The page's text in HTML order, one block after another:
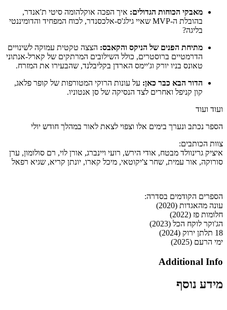
מאבקי הכוחות הגדולים: איך הפכה אוקלהומה סיטי ת'אנדר,
בהובלת ה-MVP שאיי גילג'ס-אלכסנדר, לכוח המפחיד והדומיננטי
בליגה?
מתיחת הפנים של הניקס והקאבס: הצצה טקטית עמוקה לשינויים
הדרמטיים ברוסטרים, כולל השילובים המרתקים של קארל-אנתוני
טאונס בניו יורק וג'יימס הארדן בקליבלנד, שהבעירו את המזרח.
הדור הבא כבר כאן: על עונות הרוקי המטורפות של קופר פלאג,
קון קניפל ואחרים לצד הנסיקה של סן אנטוניו.
ועוד ועוד
הספר נכתב ונערך בימים אלו וצפוי לצאת לאור במהלך חודש יולי
צוות הכותבים:
איציק גרינוולד מבטח, אודי הירש, רועי ויינברג, אורן לוי, רם סולומון, ערן
סורוקה, אור עמית, שחר צ'יקוטאי, מיכל קארו, יונתן קריא, שגיא רפאל
הספרים הקודמים בסדרה:
עונה מהאגדות (2020)
חלומות פז (2022)
הג'וקר לוקח הכל (2023)
18 תלתן ירוק (2024)
ימי הרעם (2025)
Additional Info
מידע נוסף